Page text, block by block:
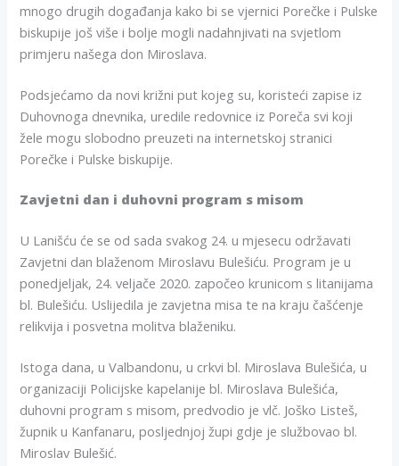
mnogo drugih događanja kako bi se vjernici Porečke i Pulske
biskupije još više i bolje mogli nadahnjivati na svjetlom
primjeru našega don Miroslava.
Podsjećamo da novi križni put kojeg su, koristeći zapise iz
Duhovnoga dnevnika, uredile redovnice iz Poreča svi koji
žele mogu slobodno preuzeti na internetskoj stranici
Porečke i Pulske biskupije.
Zavjetni dan i duhovni program s misom
U Lanišću će se od sada svakog 24. u mjesecu održavati
Zavjetni dan blaženom Miroslavu Bulešiću. Program je u
ponedjeljak, 24. veljače 2020. započeo krunicom s litanijama
bl. Bulešiću. Uslijedila je zavjetna misa te na kraju čašćenje
relikvija i posvetna molitva blaženiku.
Istoga dana, u Valbandonu, u crkvi bl. Miroslava Bulešića, u
organizaciji Policijske kapelanije bl. Miroslava Bulešića,
duhovni program s misom, predvodio je vlč. Joško Listeš,
župnik u Kanfanaru, posljednjoj župi gdje je službovao bl.
Miroslav Bulešić.